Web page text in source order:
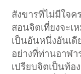
สังขารที่ไม่มีใจค
สอนจิตเที่ยงจะเ
เป็นอันหนึ่งอันเดี
อย่างที่ท่านอาฬ
เปรียบจิตเป็นท้อ